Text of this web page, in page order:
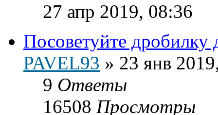
27 апр 2019, 08:36
Посоветуйте дробилку
PAVEL93 » 23 янв
9 Ответы
16508 Просмотры